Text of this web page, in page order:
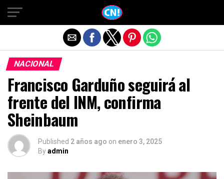
NACIONAL
Francisco Garduño seguirá al
frente del INM, confirma
Sheinbaum
Published 2 años ago on enero 3, 2025
Byadmin
Salir de la versión móvil